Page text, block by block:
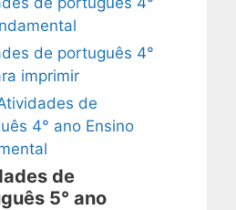
de português 4°
imprimir
de
4° ano Ensino
de
5° ano